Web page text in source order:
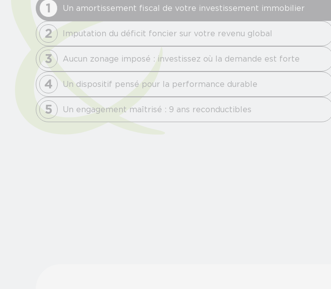
1 Un amortissement fiscal de votre investissement immobilier
2 Imputation du déficit foncier sur votre revenu global
3 Aucun zonage imposé : investissez où la demande est forte
4 Un dispositif pensé pour la performance durable
5 Un engagement maîtrisé : 9 ans reconductibles